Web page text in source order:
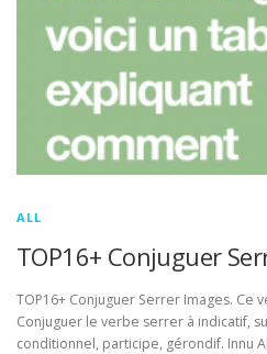
ALL
TOP16+ Conjuguer
TOP16+ Conjuguer Serrer Images. Ce
Conjuguer le verbe serrer à indicatif,
conditionnel, participe, gérondif. Innu